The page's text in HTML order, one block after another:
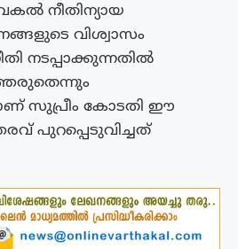
നീതിന്യായ
വിശ്വാസം
നടപ്പാക്കുന്നതിൽ
സുപ്രീം കോടതി ഈ
പുറപ്പെടുവിച്ചത്